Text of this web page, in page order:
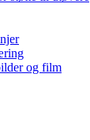
og film